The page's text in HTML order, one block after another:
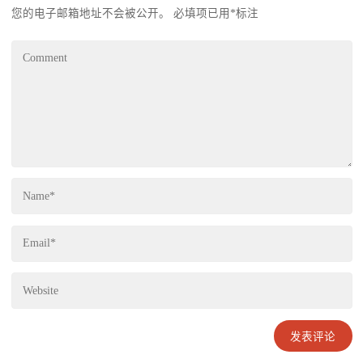
您的电子邮箱地址不会被公开。 必填项已用 *标注